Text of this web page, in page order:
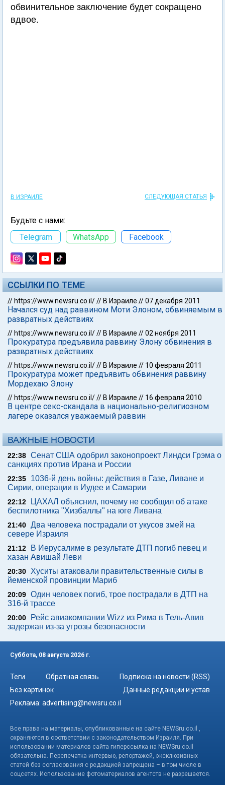
обвинительное заключение будет сокращено
вдвое.
В ИЗРАИЛЕ СЛЕДУЮЩАЯ СТАТЬЯ
Будьте с нами:
Telegram
WhatsApp Facebook
ССЫЛКИ ПО ТЕМЕ
// https://www.newsru.co.il/// В Израиле //07 декабря 2011
Начался суд над раввином Моти Элоном, обвиняемым в
развратных действиях
// https://www.newsru.co.il/// В Израиле //02 ноября 2011
Прокуратура предъявила раввину Элону обвинения в
развратных действиях
// https://www.newsru.co.il/// В Израиле // 10 февраля 2011
Прокуратура может предъявить обвинения раввину
Мордехаю Элону
// https://www.newsru.co.il/// В Израиле // 16 февраля 2010
В центре секс-скандала в национально-религиозном
лагере оказался уважаемый раввин
ВАЖНЫЕ НОВОСТИ
22:38 Сенат США одобрил законопроект Линдси Грэма о
санкциях против Ирана и России
22:35
1036-й день войны: действия в Газе, Ливане и
Сирии, операции в Иудее и Самарии
22:12
ЦАХАЛ объяснил, почему не сообщил об атаке
беспилотника "Хизбаллы" на юге Ливана
21:40 Два человека пострадали от укусов змей на
севере Израиля
21:12
В Иерусалиме в результате ДТП погиб певец и
хазан Авишай Леви
20:30
Хуситы атаковали правительственные силы в
йеменской провинции Мариб
20:09 Один человек погиб, трое пострадали в ДТП на
316-й трассе
20:00
Рейс авиакомпании Wizz из Рима в Тель-Авив
задержан из-за угрозы безопасности
Суббота, 08 августа 2026 г.
Теги Обратная связь
Подписка на новости (RSS)
Без картинок
Данные редакции и устав
Реклама: advertising@newsru.co.il
Все права на материалы, опубликованные на сайте NEWSru.co.il ,
охраняются в соответствии с законодательством Израиля. При
использовании материалов сайта гиперссылка на NEWSru.co.il
обязательна. Перепечатка интервью, репортажей, эксклюзивных
статей без согласования с редакцией запрещена – в том числе в
соцсетях. Использование фотоматериалов агентств не разрешается.